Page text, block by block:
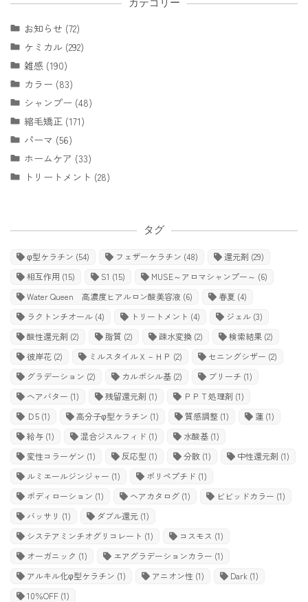
カテゴリー
お知らせ (72)
ケミカル (292)
雑感 (190)
カラー (83)
シャンプー (48)
縮毛矯正 (171)
パーマ (56)
ホームケア (33)
トリートメント (28)
タグ
φ型ケラチン (54) フェザーケラチン (48) 還元剤 (29)
相互作用 (15) S1 (15) MUSE～アロマシャンプー～ (6)
Water Queen 高濃度ヒアルロン酸美容液 (6) 春夏 (4)
ラクトンチオール (4) トリートメント (4) ジェル (3)
酸性還元剤 (2) 脂質 (2) 疎水変換 (2) 検索結果 (2)
彼岸花 (2) ミルスタイルＸ－ＨＰ (2) セニングシザー (2)
グラデーション (2) カルボシル基 (2) ブリーチ (1)
ヘアバター (1) 残留還元剤 (1) ＰＰＴ処理剤 (1)
Ｄ5 (1) 高分子φ型ケラチン (1) 質感調整 (1) 蓮 (1)
給与 (1) 混合ジスルフィド (1) 水酸基 (1)
変性コラーゲン (1) 反応型 (1) 分散 (1) 中性還元剤 (1)
ルミエールジンジャー (1) ポリペプチド (1)
ボディローション (1) ヘアカタログ (1) ビビッドカラー (1)
バッサリ (1) ダブル還元 (1)
システアミンチオグリコレート (1) コスモス (1)
オーガニック (1) エアグラデーションカラー (1)
アルキル化φ型ケラチン (1) アニオン性 (1) Dark (1)
10％OFF (1)